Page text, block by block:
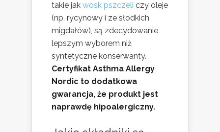
takie jak wosk pszczeli czy oleje
(np. rycynowy i ze słodkich
migdałów), są zdecydowanie
lepszym wyborem niż
syntetyczne konserwanty.
Certyfikat Asthma Allergy
Nordic to dodatkowa
gwarancja, że produkt jest
naprawdę hipoalergiczny.